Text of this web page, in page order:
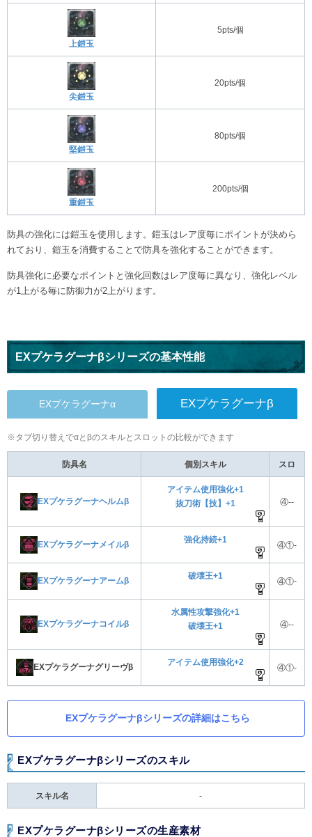
上鎧玉
5pts/個
尖鎧玉
20pts/個
堅鎧玉
80pts/個
重鎧玉
200pts/個
防具の強化には鎧玉を使用します。鎧玉はレア度毎にポイントが決めら
れており、鎧玉を消費することで防具を強化することができます。
防具強化に必要なポイントと強化回数はレア度毎に異なり、強化レベル
が1上がる毎に防御力が2上がります。
EXプケラグーナβシリーズの基本性能
EXプケラグーナα EXプケラグーナβ
※タブ切り替えでαとβのスキルとスロットの比較ができます
防具名 個別スキル スロ
EXプケラグーナヘルムβ
アイテム使用強化+1
抜刀術【技】+1
④--
EXプケラグーナメイルβ
強化持続+1
④①-
EXプケラグーナアームβ
破壊王+1
④①-
EXプケラグーナコイルβ
水属性攻撃強化+1
破壊王+1
④--
EXプケラグーナグリーヴβ
アイテム使用強化+2
④①-
EXプケラグーナβシリーズの詳細はこちら
EXプケラグーナβシリーズのスキル
スキル名 -
EXプケラグーナβシリーズの生産素材